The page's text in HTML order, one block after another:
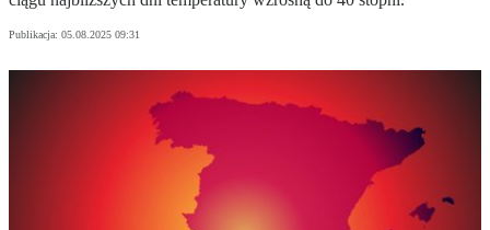
Publikacja: 05.08.2025 09:31